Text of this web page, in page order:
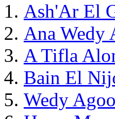
Ash'Ar El
Ana Wedy
A Tifla
Bain El
Wedy